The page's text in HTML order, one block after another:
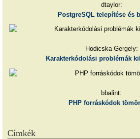
dtaylor:
PostgreSQL telepítése és
Hodicska Gergely:
Karakterkódolási problémák
bbalint:
PHP forráskódok
Címkék